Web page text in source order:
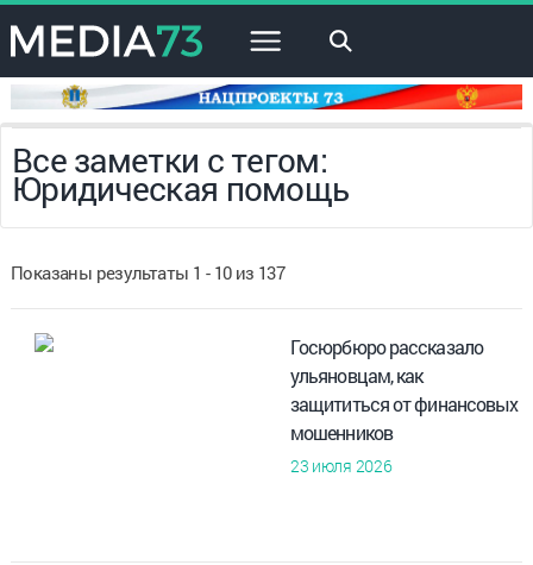
×
Все заметки с тегом:
Юридическая помощь
Показаны результаты 1 - 10 из 137
Госюрбюро рассказало
ульяновцам, как
защититься от финансовых
мошенников
23 июля 2026